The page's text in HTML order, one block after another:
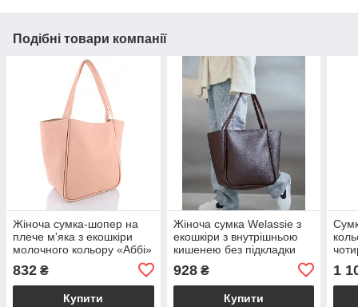
Подібні товари компанії
Жіноча сумка-шопер на
плече м'яка з екошкіри
молочного кольору «Аббі»
832 ₴
Купити
Жіноча сумка Welassie з
екошкіри з внутрішньою
кишенею без підкладки
928₴
Купити
1